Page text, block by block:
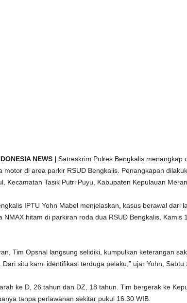
NEWS | Satreskrim Polres Bengkalis menangkap
motor di area parkir RSUD Bengkalis. Penangkapan
Kecamatan Tasik Putri Puyu, Kabupaten Kepulauan
IPTU Yohn Mabel menjelaskan, kasus berawal dari
NMAX hitam di parkiran roda dua RSUD Bengkalis, Kamis
Tim Opsnal langsung selidiki, kumpulkan keterangan
situ kami identifikasi terduga pelaku,” ujar Yohn, Sabtu
ke D, 26 tahun dan DZ, 18 tahun. Tim bergerak ke
tanpa perlawanan sekitar pukul 16.30 WIB.